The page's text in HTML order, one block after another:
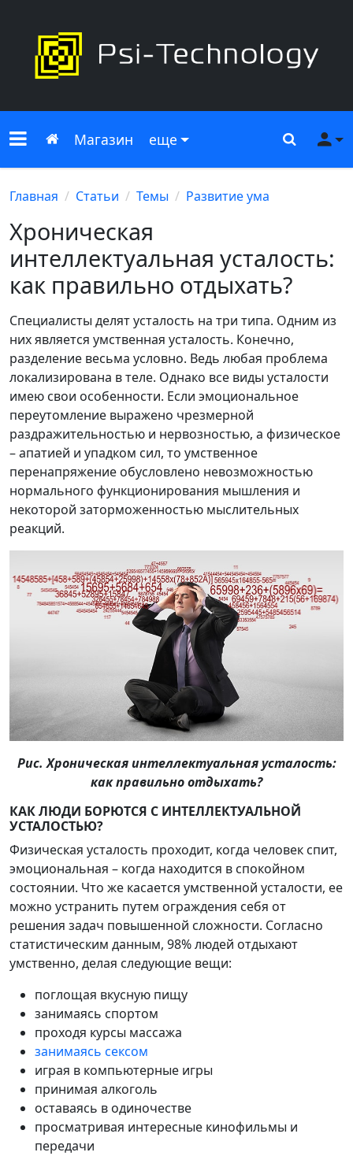
Меню сайта
Главная
Магазин еще Поиск
Главная Статьи Темы Развитие ума
Хроническая
интеллектуальная усталость:
как правильно отдыхать?
Специалисты делят усталость на три типа. Одним из
них является умственная усталость. Конечно,
разделение весьма условно. Ведь любая проблема
локализирована в теле. Однако все виды усталости
имею свои особенности. Если эмоциональное
переутомление выражено чрезмерной
раздражительностью и нервозностью, а физическое
– апатией и упадком сил, то умственное
перенапряжение обусловлено невозможностью
нормального функционирования мышления и
некоторой заторможенностью мыслительных
реакций.
Рис. Хроническая интеллектуальная усталость:
как правильно отдыхать?
КАК ЛЮДИ БОРЮТСЯ С ИНТЕЛЛЕКТУАЛЬНОЙ
УСТАЛОСТЬЮ?
Физическая усталость проходит, когда человек спит,
эмоциональная – когда находится в спокойном
состоянии. Что же касается умственной усталости, ее
можно устранить путем ограждения себя от
решения задач повышенной сложности. Согласно
статистическим данным, 98% людей отдыхают
умственно, делая следующие вещи:
поглощая вкусную пищу
занимаясь спортом
проходя курсы массажа
занимаясь сексом
играя в компьютерные игры
принимая алкоголь
оставаясь в одиночестве
просматривая интересные кинофильмы и
передачи